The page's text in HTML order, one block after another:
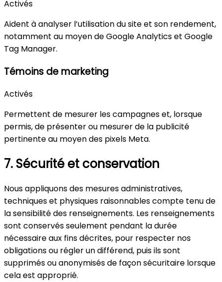
Activés
Aident à analyser l’utilisation du site et son rendement,
notamment au moyen de Google Analytics et Google
Tag Manager.
Témoins de marketing
Activés
Permettent de mesurer les campagnes et, lorsque
permis, de présenter ou mesurer de la publicité
pertinente au moyen des pixels Meta.
7. Sécurité et conservation
Nous appliquons des mesures administratives,
techniques et physiques raisonnables compte tenu de
la sensibilité des renseignements. Les renseignements
sont conservés seulement pendant la durée
nécessaire aux fins décrites, pour respecter nos
obligations ou régler un différend, puis ils sont
supprimés ou anonymisés de façon sécuritaire lorsque
cela est approprié.